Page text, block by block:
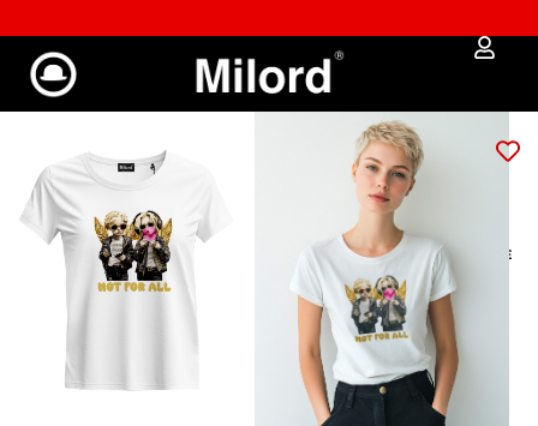
✔︎ Spedizione e reso gratuiti da €100
T-shirt donna NFA
ANGELS
€ 33,15
GUIDA ALLE MISURE
Veste slim–
taglio asciutto e
sfiancato. Per
un fit più
comodo scegli